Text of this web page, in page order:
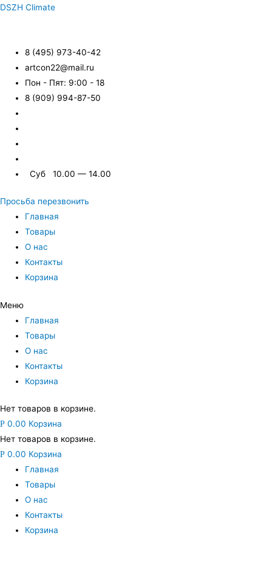
DSZH Climate
8 (495) 973-40-42
artcon22@mail.ru
Пон - Пят: 9:00 - 18
8 (909) 994-87-50
Суб 10.00 — 14.00
Просьба перезвонить
Главная
Товары
О нас
Контакты
Корзина
Меню
Главная
Товары
О нас
Контакты
Корзина
Нет товаров в корзине.
Р 0.00 Корзина
Нет товаров в корзине.
Р 0.00 Корзина
Главная
Товары
О нас
Контакты
Корзина